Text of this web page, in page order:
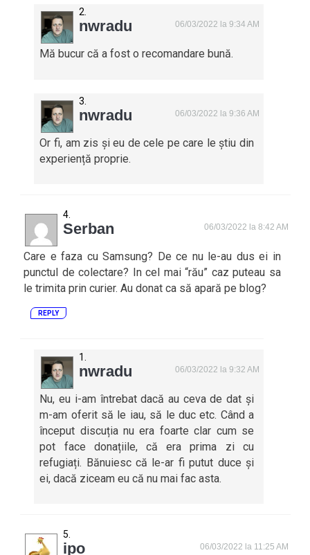
nwradu 06/03/2022 la 9:34 AM
Mă bucur că a fost o recomandare bună.
nwradu 06/03/2022 la 9:36 AM
Or fi, am zis și eu de cele pe care le știu din
experiență proprie.
Serban 06/03/2022 la 8:42 AM
Care e faza cu Samsung? De ce nu le-au dus ei in
punctul de colectare? In cel mai “rău” caz puteau sa
le trimita prin curier. Au donat ca să apară pe blog?
REPLY
nwradu 06/03/2022 la 9:32 AM
Nu, eu i-am întrebat dacă au ceva de dat și
m-am oferit să le iau, să le duc etc. Când a
început discuția nu era foarte clar cum se
pot face donațiile, că era prima zi cu
refugiați. Bănuiesc că le-ar fi putut duce și
ei, dacă ziceam eu că nu mai fac asta.
ipo 06/03/2022 la 11:25 AM